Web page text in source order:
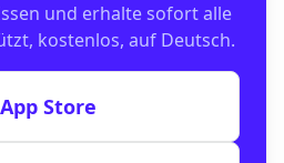
und erhalte sofort alle
kostenlos, auf Deutsch.
Store